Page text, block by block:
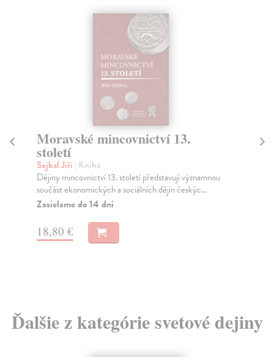
Moravské mincovnictví 13.
století
Sejbal Jiří | Kniha
Dějiny mincovnictví 13. století představují významnou
součást ekonomických a sociálních dějin českýc...
Zasielame do 14 dní
18,80 €
Ďalšie z kategórie svetové dejiny